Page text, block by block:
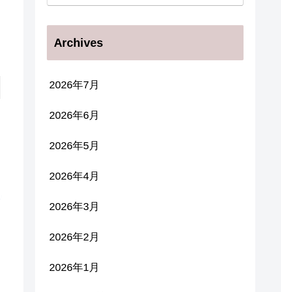
Archives
2026年7月
2026年6月
2026年5月
2026年4月
2026年3月
2026年2月
2026年1月